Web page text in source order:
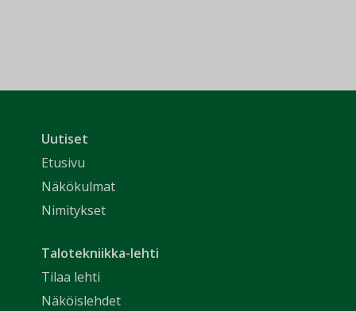
Uutiset
Etusivu
Näkökulmat
Nimitykset
Talotekniikka-lehti
Tilaa lehti
Näköislehdet